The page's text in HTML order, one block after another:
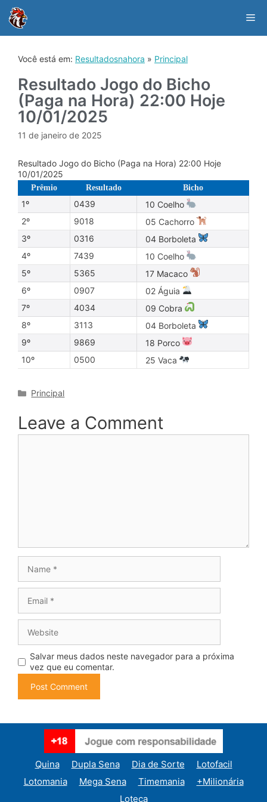
content
Você está em: Resultadosnahora » Principal
Resultado Jogo do Bicho
(Paga na Hora) 22:00 Hoje
10/01/2025
11 de janeiro de 2025
Resultado Jogo do Bicho (Paga na Hora) 22:00 Hoje
10/01/2025
Prêmio Resultado Bicho
1º 0439
10 Coelho
2º
9018
05 Cachorro
3º
0316
04 Borboleta
4º
7439
10 Coelho
5º
5365
17 Macaco
6º
0907
02 Águia
7º
4034
09 Cobra
8º
3113
04 Borboleta
9º
9869
18 Porco
10º
0500 25 Vaca
Categories
Principal
Leave a Comment
Salvar meus dados neste navegador para a próxima
vez que eu comentar.
Quina Dupla Sena Dia de Sorte
Lotofacil
Lotomania
Mega Sena Timemania
+Milionária
Loteca